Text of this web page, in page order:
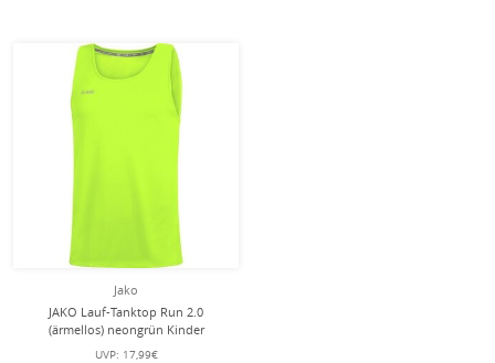
Jako
JAKO Lauf-Tanktop Run 2.0
(ärmellos) neongrün Kinder
UVP: 17,99€